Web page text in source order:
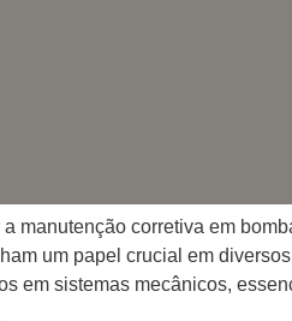
manutenção corretiva em
um papel crucial em
em sistemas mecânicos,